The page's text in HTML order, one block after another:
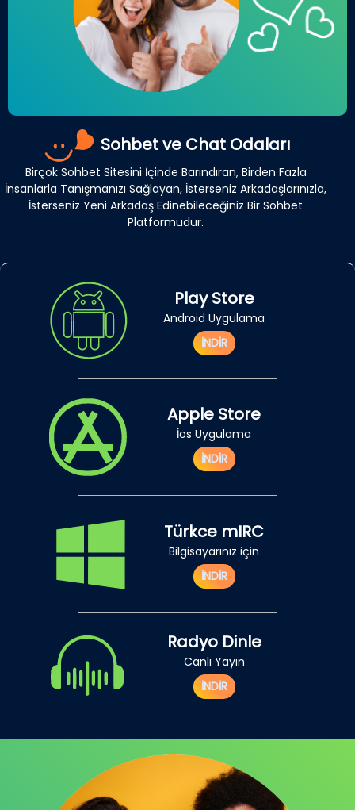
Sohbet ve Chat Odaları
Birçok Sohbet Sitesini İçinde Barındıran, Birden Fazla
İnsanlarla Tanışmanızı Sağlayan, İsterseniz Arkadaşlarınızla,
İsterseniz Yeni Arkadaş Edinebileceğiniz Bir Sohbet
Platformudur.
Play Store
Android Uygulama
İNDİR
Apple Store
İos Uygulama
İNDİR
Türkce mIRC
Bilgisayarınız için
İNDİR
Radyo Dinle
Canlı Yayın
İNDİR